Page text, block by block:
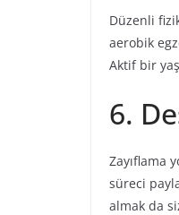
Düzenli
aerobik
Aktif bir
6.
Zayıflama
süreci
almak da